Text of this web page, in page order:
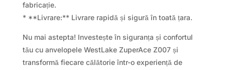
fabricație.
* **Livrare:** Livrare rapidă și sigură în toată țara.
Nu mai astepta! Investește în siguranța și confortul
tău cu anvelopele WestLake ZuperAce Z007 și
transformă fiecare călătorie într-o experiență de